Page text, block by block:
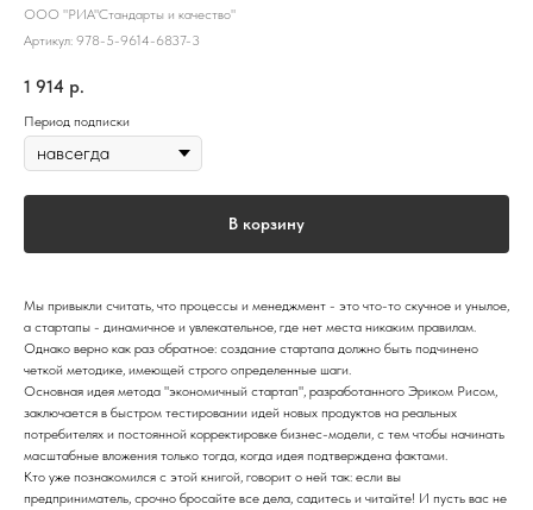
ООО "РИА"Стандарты и качество"
Артикул: 978-5-9614-6837-3
1 914 р.
Период подписки
В корзину
Мы привыкли считать, что процессы и менеджмент - это что-то скучное и унылое,
а стартапы - динамичное и увлекательное, где нет места никаким правилам.
Однако верно как раз обратное: создание стартапа должно быть подчинено
четкой методике, имеющей строго определенные шаги.
Основная идея метода "экономичный стартап", разработанного Эриком Рисом,
заключается в быстром тестировании идей новых продуктов на реальных
потребителях и постоянной корректировке бизнес-модели, с тем чтобы начинать
масштабные вложения только тогда, когда идея подтверждена фактами.
Кто уже познакомился с этой книгой, говорит о ней так: если вы
предприниматель, срочно бросайте все дела, садитесь и читайте! И пусть вас не